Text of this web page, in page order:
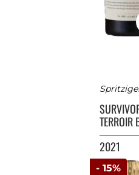
- 15%
TERROIR
2021